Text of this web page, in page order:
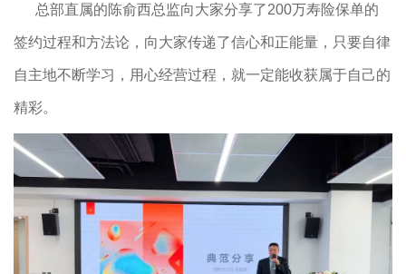
总部直属的陈俞西总监向大家分享了200万寿险保单的
签约过程和方法论，向大家传递了信心和正能量，只要自律
自主地不断学习，用心经营过程，就一定能收获属于自己的
精彩。